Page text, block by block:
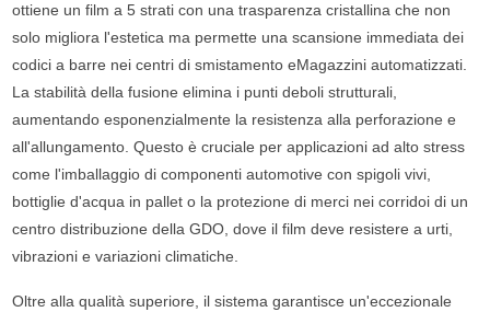
ottiene un film a 5 strati con una trasparenza cristallina che non
solo migliora l'estetica ma permette una scansione immediata dei
codici a barre nei centri di smistamento eMagazzini automatizzati.
La stabilità della fusione elimina i punti deboli strutturali,
aumentando esponenzialmente la resistenza alla perforazione e
all'allungamento. Questo è cruciale per applicazioni ad alto stress
come l'imballaggio di componenti automotive con spigoli vivi,
bottiglie d'acqua in pallet o la protezione di merci nei corridoi di un
centro distribuzione della GDO, dove il film deve resistere a urti,
vibrazioni e variazioni climatiche.
Oltre alla qualità superiore, il sistema garantisce un'eccezionale